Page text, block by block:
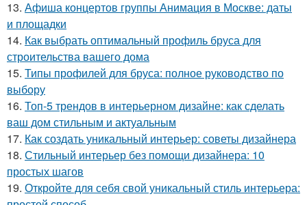
13. Афиша концертов группы Анимация в Москве: даты
и площадки
14. Как выбрать оптимальный профиль бруса для
строительства вашего дома
15. Типы профилей для бруса: полное руководство по
выбору
16. Топ-5 трендов в интерьерном дизайне: как сделать
ваш дом стильным и актуальным
17. Как создать уникальный интерьер: советы дизайнера
18. Стильный интерьер без помощи дизайнера: 10
простых шагов
19. Откройте для себя свой уникальный стиль интерьера: